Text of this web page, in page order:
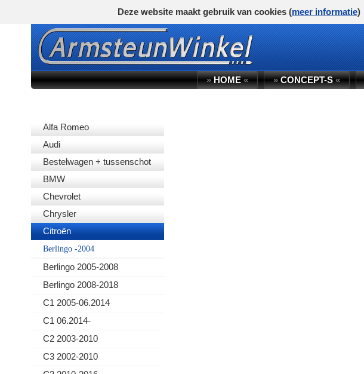
»HOME« »CONCEPT-S«
Alfa Romeo
Audi
Bestelwagen + tussenschot
BMW
Chevrolet
Chrysler
Citroën
Berlingo -2004
Berlingo 2005-2008
Berlingo 2008-2018
C1 2005-06.2014
C1 06.2014-
C2 2003-2010
C3 2002-2010
Deze website maakt gebruik van cookies (meer informatie)